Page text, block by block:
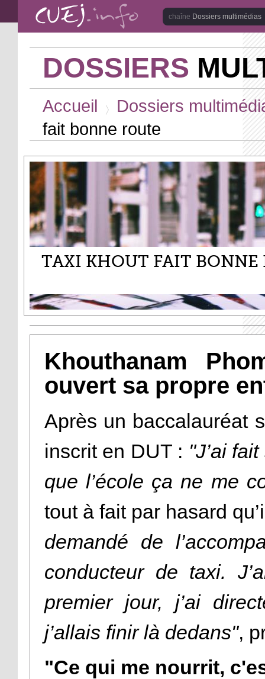
Aller au contenu principal
Dossiers multimédias
DOSSIERS
Accueil
Dossiers
fait bonne route
TAXI KHOUT FAIT BONNE
Khouthanam
ouvert sa propre
Après un baccalauréat
inscrit en DUT : "J’ai
que l’école ça ne me
tout à fait par hasard
demandé de
conducteur de taxi.
premier jour, j’ai
j’allais finir là dedans",
"Ce qui me nourrit,